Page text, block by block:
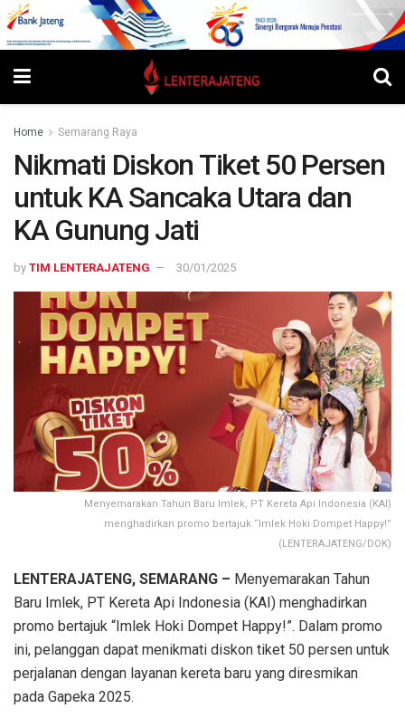
Home Semarang Raya
Nikmati Diskon Tiket 50 Persen
untuk KA Sancaka Utara dan
KA Gunung Jati
by TIM LENTERAJATENG 30/01/2025
Menyemarakan Tahun Baru Imlek, PT Kereta Api Indonesia (KAI)
menghadirkan promo bertajuk “Imlek Hoki Dompet Happy!”
(LENTERAJATENG/DOK)
LENTERAJATENG, SEMARANG – Menyemarakan Tahun
Baru Imlek, PT Kereta Api Indonesia (KAI) menghadirkan
promo bertajuk “Imlek Hoki Dompet Happy!”. Dalam promo
ini, pelanggan dapat menikmati diskon tiket 50 persen untuk
perjalanan dengan layanan kereta baru yang diresmikan
pada Gapeka 2025.